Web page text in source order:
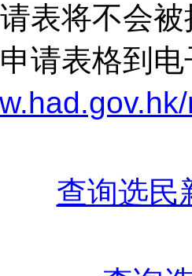
表将不会
申请表格到
查询选民